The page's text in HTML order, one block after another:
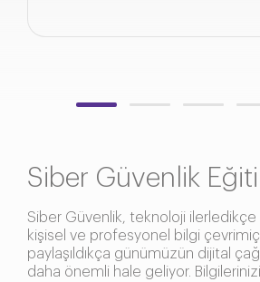
Siber Güvenlik
Siber Güvenlik, teknoloji
kişisel ve profesyonel bilgi
paylaşıldıkça günümüzün dijital
daha önemli hale geliyor.